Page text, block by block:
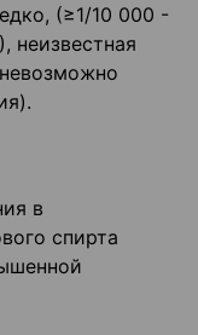
(≥1/10 000 -
неизвестная
в
спирта